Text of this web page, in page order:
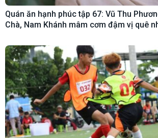
Quán ăn hạnh phúc tập 67: Vũ Thu
Chà, Nam Khánh mâm cơm đậm vị quê